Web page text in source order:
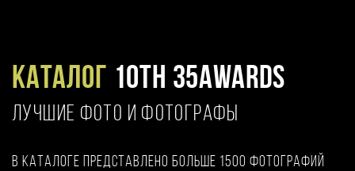
Каталог 10TH 35AWARDS
ЛУЧШИЕ ФОТО И ФОТОГРАФЫ
В каталоге представлено больше 1500 фотографий